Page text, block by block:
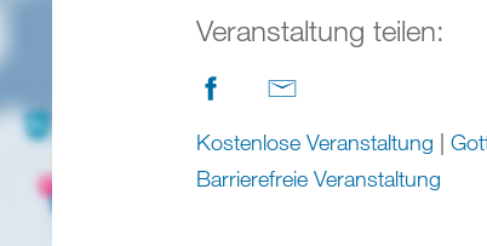
Veranstaltung teilen:
Kostenlose Veranstaltung |
Barrierefreie Veranstaltung